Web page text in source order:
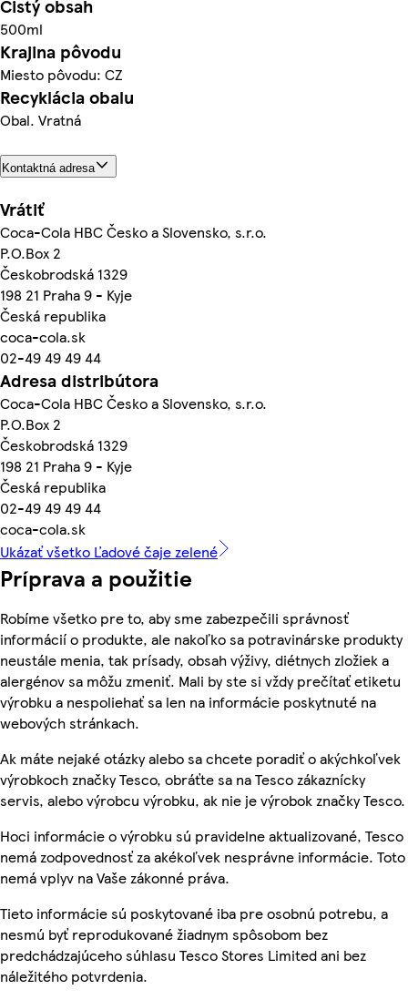
Čistý obsah
500ml
Krajina pôvodu
Miesto pôvodu: CZ
Recyklácia obalu
Obal. Vratná
Kontaktná adresa
Vrátiť
Coca-Cola HBC Česko a Slovensko, s.r.o.
P.O.Box 2
Českobrodská 1329
198 21 Praha 9 - Kyje
Česká republika
coca-cola.sk
02-49 49 49 44
Adresa distribútora
Coca-Cola HBC Česko a Slovensko, s.r.o.
P.O.Box 2
Českobrodská 1329
198 21 Praha 9 - Kyje
Česká republika
02-49 49 49 44
coca-cola.sk
Ukázať všetko Ľadové čaje zelené
Príprava a použitie
Robíme všetko pre to, aby sme zabezpečili správnosť
informácií o produkte, ale nakoľko sa potravinárske produkty
neustále menia, tak prísady, obsah výživy, diétnych zložiek a
alergénov sa môžu zmeniť. Mali by ste si vždy prečítať etiketu
výrobku a nespoliehať sa len na informácie poskytnuté na
webových stránkach.
Ak máte nejaké otázky alebo sa chcete poradiť o akýchkoľvek
výrobkoch značky Tesco, obráťte sa na Tesco zákaznícky
servis, alebo výrobcu výrobku, ak nie je výrobok značky Tesco.
Hoci informácie o výrobku sú pravidelne aktualizované, Tesco
nemá zodpovednosť za akékoľvek nesprávne informácie. Toto
nemá vplyv na Vaše zákonné práva.
Tieto informácie sú poskytované iba pre osobnú potrebu, a
nesmú byť reprodukované žiadnym spôsobom bez
predchádzajúceho súhlasu Tesco Stores Limited ani bez
náležitého potvrdenia.